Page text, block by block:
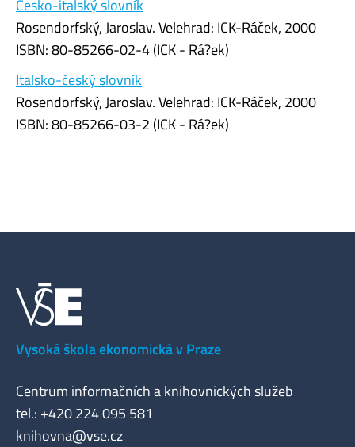
Česko-italský slovník
Rosendorfský, Jaroslav. Velehrad: ICK-Ráček, 2000
ISBN: 80-85266-02-4 (ICK - Rá?ek)
Italsko-český slovník
Rosendorfský, Jaroslav. Velehrad: ICK-Ráček, 2000
ISBN: 80-85266-03-2 (ICK - Rá?ek)
Vysoká škola ekonomická v Praze
Centrum informačních a knihovnických služeb
tel.: +420 224 095 581
knihovna@vse.cz